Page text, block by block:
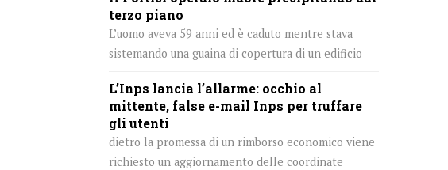
terzo piano
L’uomo aveva 59 anni ed è caduto mentre stava
sistemando una guaina di copertura di un edificio
L’Inps lancia l’allarme: occhio al
mittente, false e-mail Inps per truffare
gli utenti
dietro la promessa di un rimborso economico viene
richiesto un aggiornamento delle coordinate